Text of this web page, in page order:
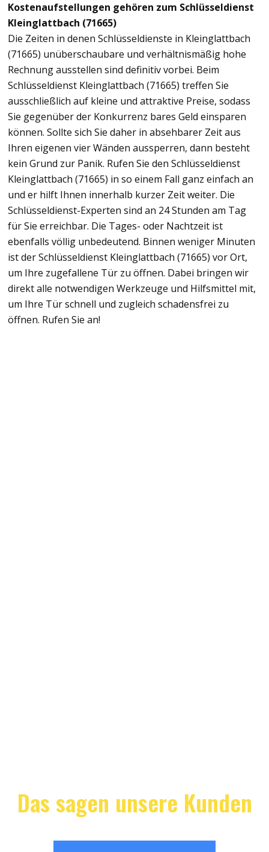
Kostenaufstellungen gehören zum Schlüsseldienst
Kleinglattbach (71665)
Die Zeiten in denen Schlüsseldienste in Kleinglattbach
(71665) unüberschaubare und verhältnismäßig hohe
Rechnung ausstellen sind definitiv vorbei. Beim
Schlüsseldienst Kleinglattbach (71665) treffen Sie
ausschließlich auf kleine und attraktive Preise, sodass
Sie gegenüber der Konkurrenz bares Geld einsparen
können. Sollte sich Sie daher in absehbarer Zeit aus
Ihren eigenen vier Wänden aussperren, dann besteht
kein Grund zur Panik. Rufen Sie den Schlüsseldienst
Kleinglattbach (71665) in so einem Fall ganz einfach an
und er hilft Ihnen innerhalb kurzer Zeit weiter. Die
Schlüsseldienst-Experten sind an 24 Stunden am Tag
für Sie erreichbar. Die Tages- oder Nachtzeit ist
ebenfalls völlig unbedeutend. Binnen weniger Minuten
ist der Schlüsseldienst Kleinglattbach (71665) vor Ort,
um Ihre zugefallene Tür zu öffnen. Dabei bringen wir
direkt alle notwendigen Werkzeuge und Hilfsmittel mit,
um Ihre Tür schnell und zugleich schadensfrei zu
öffnen. Rufen Sie an!
Das sagen unsere Kunden